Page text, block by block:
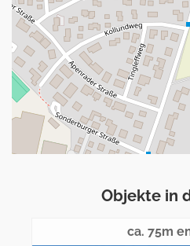
Objekte in
ca. 75m